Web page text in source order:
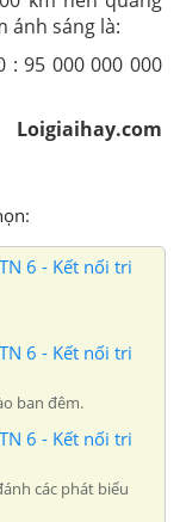
ánh sáng là:
: 95 000 000 000
Loigiaihay.com
6 - Kết nối tri
6 - Kết nối tri
ban đêm.
6 - Kết nối tri
các phát biểu